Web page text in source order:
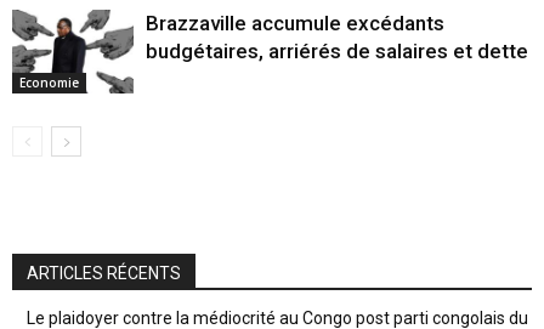
Economie
Brazzaville accumule excédants
budgétaires, arriérés de salaires et dette
ARTICLES RÉCENTS
Le plaidoyer contre la médiocrité au Congo post parti congolais du